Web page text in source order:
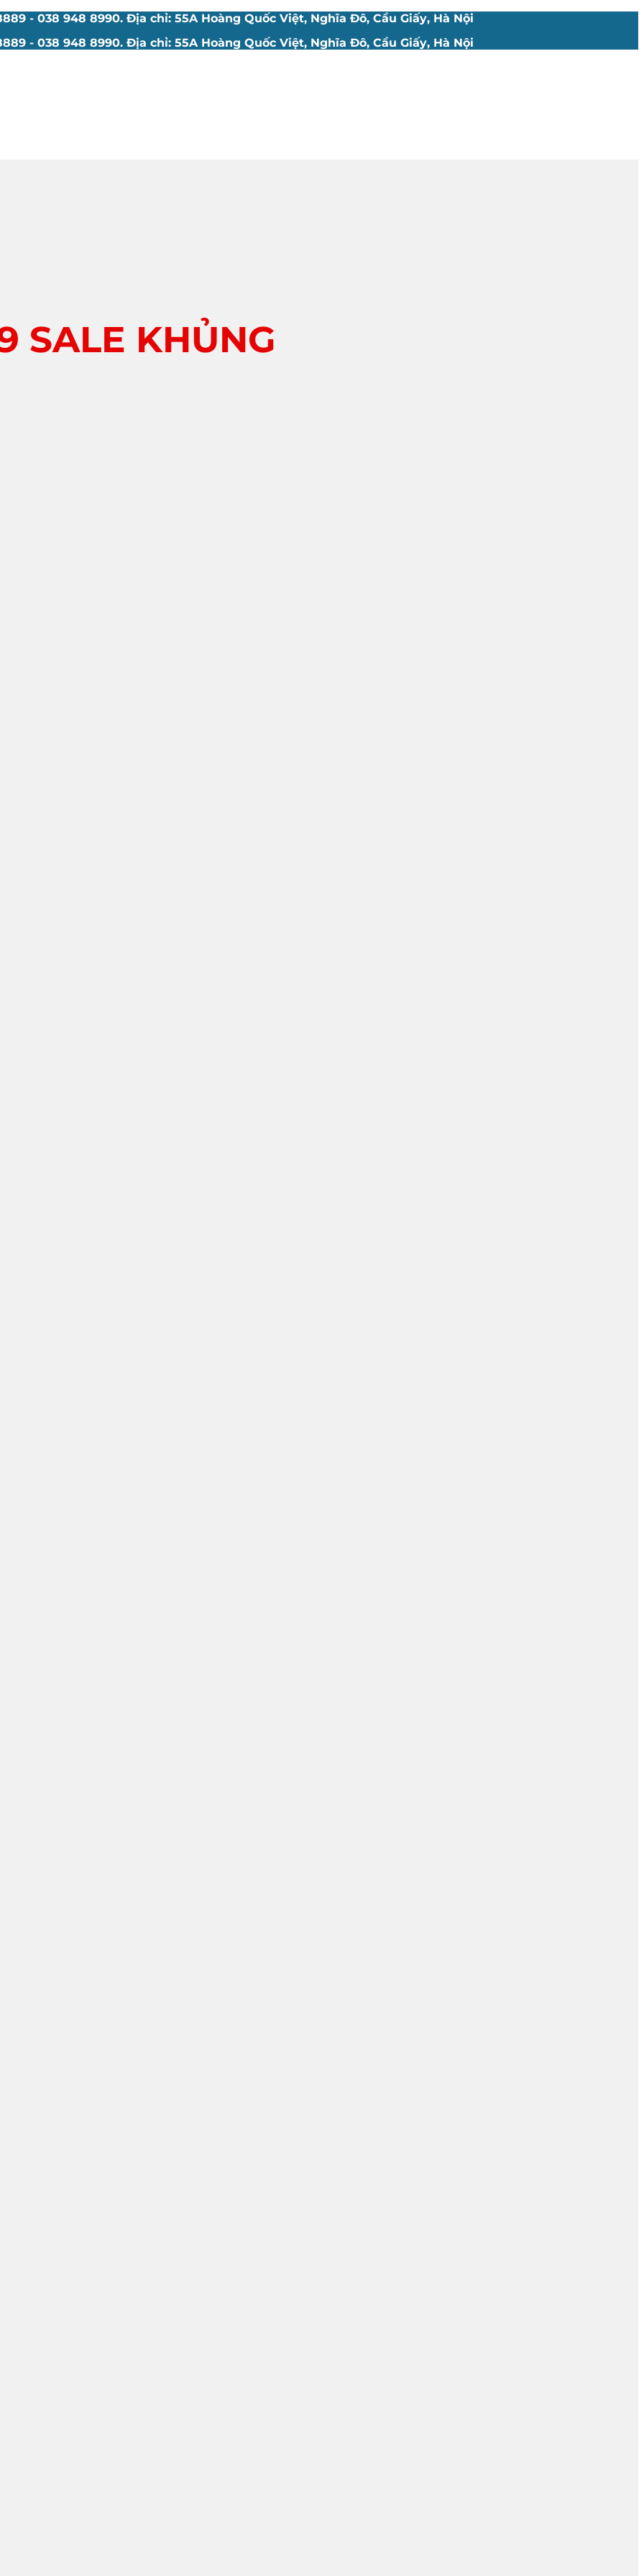
- 038 948 8990. Địa chỉ: 55A Hoàng Quốc Việt, Nghĩa Đô, Cầu Giấy, Hà Nội
- 038 948 8990. Địa chỉ: 55A Hoàng Quốc Việt, Nghĩa Đô, Cầu Giấy, Hà Nội
SALE KHỦNG